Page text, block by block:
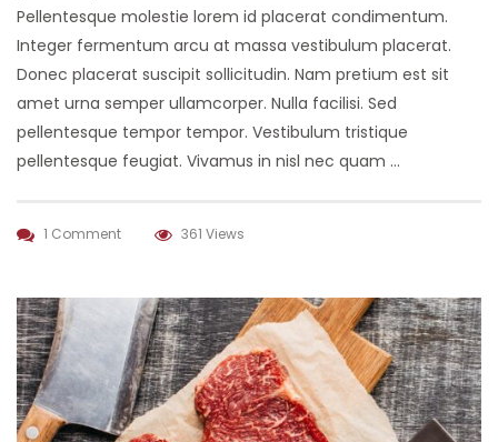
Pellentesque molestie lorem id placerat condimentum.
Integer fermentum arcu at massa vestibulum placerat.
Donec placerat suscipit sollicitudin. Nam pretium est sit
amet urna semper ullamcorper. Nulla facilisi. Sed
pellentesque tempor tempor. Vestibulum tristique
pellentesque feugiat. Vivamus in nisl nec quam …
1 Comment 361 Views